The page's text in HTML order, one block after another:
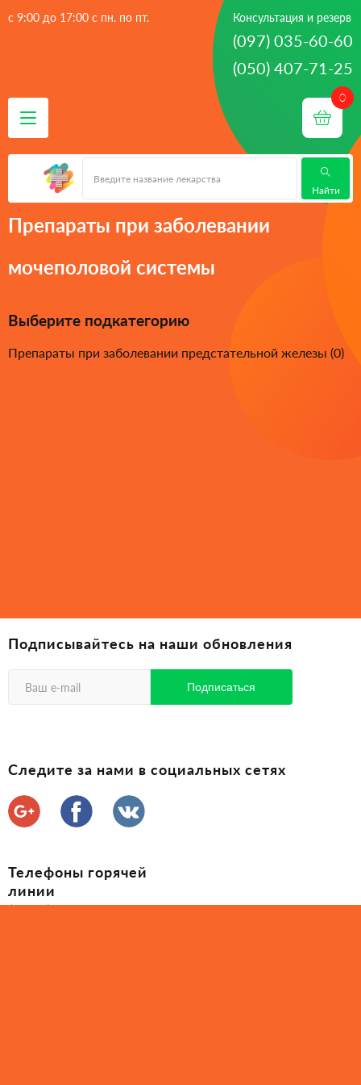
с 9:00 до 17:00 с пн. по пт. Консультация и резерв
(097) 035-60-60
(050) 407-71-25
Найти
Главная - лекарства
мочеполовой системы
Препараты при заболевании
мочеполовой системы
Выберите подкатегорию
Препараты при заболевании предстательной железы (0)
Подписывайтесь на наши обновления
Следите за нами в социальных сетях
Телефоны горячей
линии
(097) 035-60-60